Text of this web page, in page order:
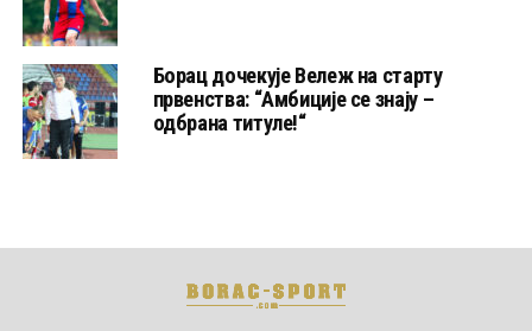
Борац дочекује Вележ на старту
првенства: “Амбиције се знају –
одбрана титуле!“